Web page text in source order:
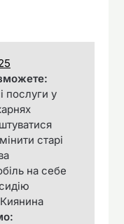
послуги у
старі
на себе